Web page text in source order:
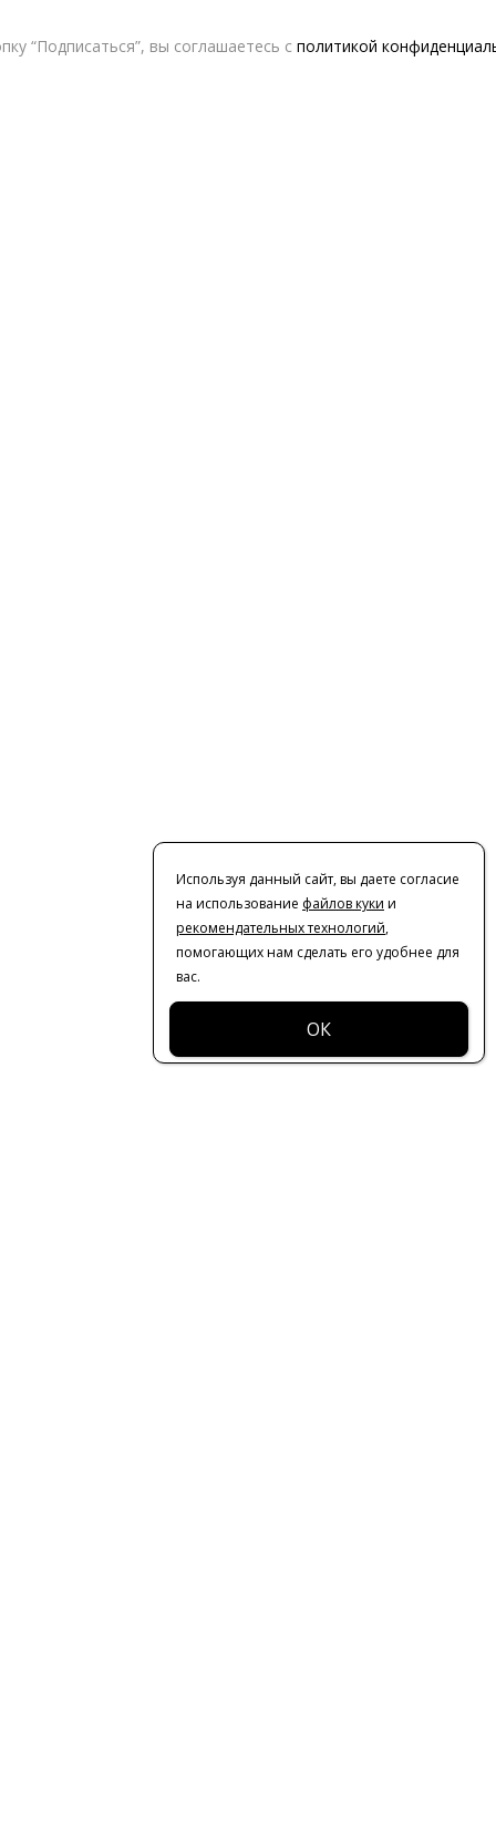
Используя данный сайт, вы даете согласие
на использование файлов куки и
рекомендательных технологий,
помогающих нам сделать его удобнее для
вас.
“Подписаться”, вы соглашаетесь с политикой